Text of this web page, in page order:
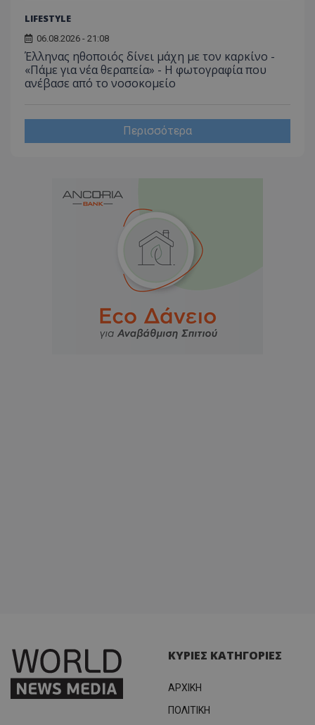
LIFESTYLE
06.08.2026 - 21:08
Έλληνας ηθοποιός δίνει μάχη με τον καρκίνο -
«Πάμε για νέα θεραπεία» - Η φωτογραφία που
ανέβασε από το νοσοκομείο
Περισσότερα
ΚΥΡΙΕΣ ΚΑΤΗΓΟΡΙΕΣ
ΑΡΧΙΚΗ
ΠΟΛΙΤΙΚΗ